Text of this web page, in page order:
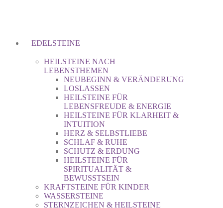
EDELSTEINE
HEILSTEINE NACH
LEBENSTHEMEN
NEUBEGINN & VERÄNDERUNG
LOSLASSEN
HEILSTEINE FÜR
LEBENSFREUDE & ENERGIE
HEILSTEINE FÜR KLARHEIT &
INTUITION
HERZ & SELBSTLIEBE
SCHLAF & RUHE
SCHUTZ & ERDUNG
HEILSTEINE FÜR
SPIRITUALITÄT &
BEWUSSTSEIN
KRAFTSTEINE FÜR KINDER
WASSERSTEINE
STERNZEICHEN & HEILSTEINE